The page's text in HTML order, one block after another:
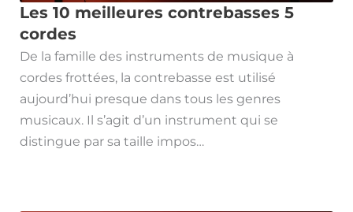
Les 10 meilleures contrebasses 5
cordes
De la famille des instruments de musique à
cordes frottées, la contrebasse est utilisé
aujourd’hui presque dans tous les genres
musicaux. Il s’agit d’un instrument qui se
distingue par sa taille impos…